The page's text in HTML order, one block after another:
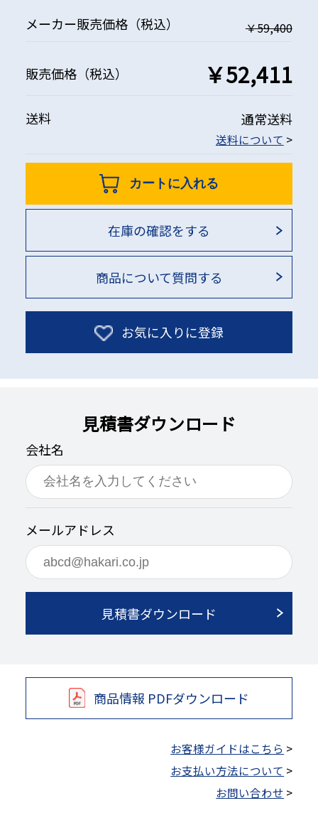
メーカー販売価格（税込） ￥59,400
販売価格（税込） ￥52,411
送料 通常送料
送料について >
カートに入れる
在庫の確認をする
商品について質問する
お気に入りに登録
見積書ダウンロード
会社名
メールアドレス
見積書ダウンロード
商品情報 PDFダウンロード
お客様ガイドはこちら >
お支払い方法について >
お問い合わせ >